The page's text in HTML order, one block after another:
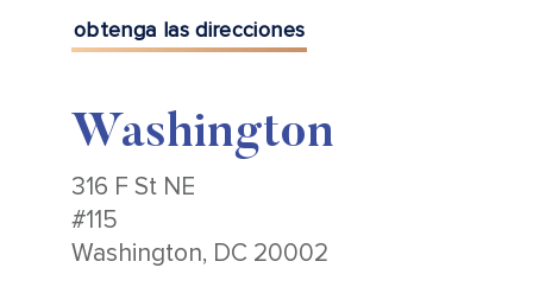
obtenga las direcciones
Washington
316 F St NE
#115
Washington, DC 20002